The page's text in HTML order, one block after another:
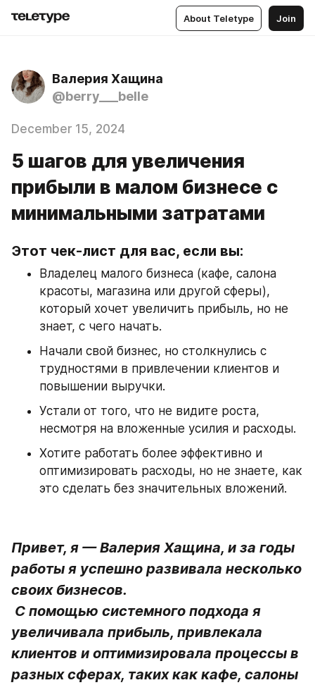
About Teletype Join
Валерия Хащина
@berry___belle
December 15, 2024
5 шагов для увеличения
прибыли в малом бизнесе с
минимальными затратами
Этот чек-лист для вас, если вы:
Владелец малого бизнеса (кафе, салона
красоты, магазина или другой сферы),
который хочет увеличить прибыль, но не
знает, с чего начать.
Начали свой бизнес, но столкнулись с
трудностями в привлечении клиентов и
повышении выручки.
Устали от того, что не видите роста,
несмотря на вложенные усилия и расходы.
Хотите работать более эффективно и
оптимизировать расходы, но не знаете, как
это сделать без значительных вложений.
Привет, я — Валерия Хащина, и за годы
работы я успешно развивала несколько
своих бизнесов.
увеличивала прибыль, привлекала
клиентов и оптимизировала процессы в
разных сферах, таких как кафе, салоны